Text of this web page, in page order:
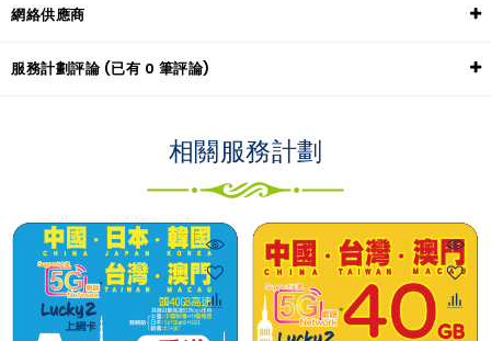
網絡供應商
服務計劃評論 (已有 0 筆評論)
相關服務計劃